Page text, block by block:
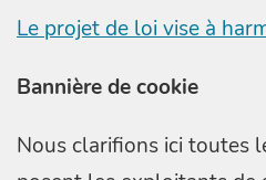
Le projet de loi vise à
Bannière de cookie
Nous clarifions ici toutes